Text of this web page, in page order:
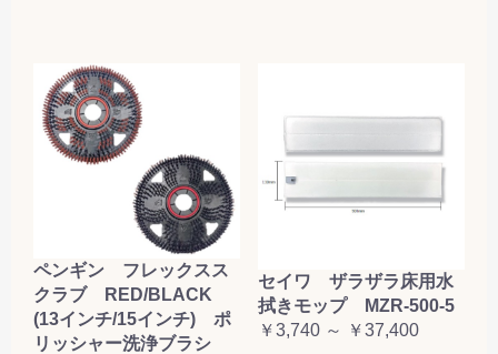
ペンギン フレックスス
クラブ RED/BLACK
(13インチ/15インチ) ポ
リッシャー洗浄ブラシ
セイワ ザラザラ床用水
拭きモップ MZR-500-5
￥3,740 ～ ￥37,400